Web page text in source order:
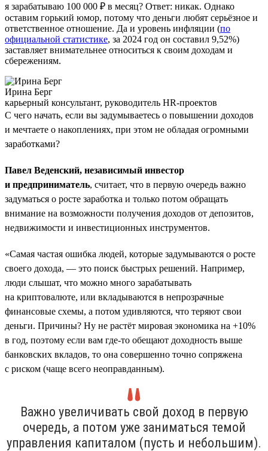
я зарабатываю 100 000 ₽ в месяц? Ответ: никак. Однако
оставим горький юмор, потому что деньги любят серьёзное и
ответственное отношение. Да и уровень инфляции (по
официальной статистике, за 2024 год он составил 9,52%)
заставляет внимательнее относиться к своим доходам и
сбережениям.
Ирина Берг
карьерный консультант, руководитель HR-проектов
С чего начать, если вы задумываетесь о повышении доходов
и мечтаете о накоплениях, при этом не обладая огромными
заработками?
Павел Веденский, независимый инвестор
и предприниматель, считает, что в первую очередь важно
задуматься о росте заработка и только потом обращать
внимание на возможности получения доходов от депозитов,
недвижимости и инвестиционных инструментов.
«Самая частая ошибка людей, которые задумываются о росте
своего дохода, — это поиск быстрых решений. Например,
люди слышат, что можно много зарабатывать
на криптовалюте, или вкладываются в непрозрачные
финансовые схемы, а потом удивляются, что теряют свои
деньги. Причины? Ну не растёт мировая экономика на +10%
в год, поэтому если вам где-то обещают доходность выше
банковских вкладов, то она совершенно точно сопряжена
с риском (чаще всего неоправданным).
Важно увеличивать свой доход в первую
очередь, а потом уже заниматься темой
управления капиталом (пусть и небольшим).